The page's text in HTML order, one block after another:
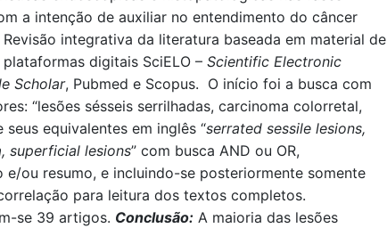
a intenção de auxiliar no entendimento do câncer
integrativa da literatura baseada em material de
digitais SciELO – Scientific Electronic
Scholar, Pubmed e Scopus. O início foi a busca com
“lesões sésseis serrilhadas, carcinoma colorretal,
seus equivalentes em inglês “serrated sessile lesions,
superficial lesions” com busca AND ou OR,
ou resumo, e incluindo-se posteriormente somente
para leitura dos textos completos.
se 39 artigos. Conclusão:A maioria das lesões